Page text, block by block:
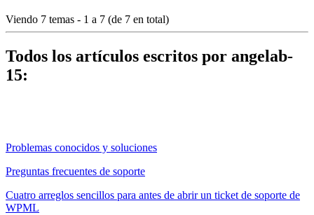
Viendo 7 temas - 1 a 7 (de 7 en total)
Todos los artículos escritos por angelab-
15:
Problemas conocidos y soluciones
Preguntas frecuentes de soporte
Cuatro arreglos sencillos para antes de abrir un ticket de soporte de
WPML